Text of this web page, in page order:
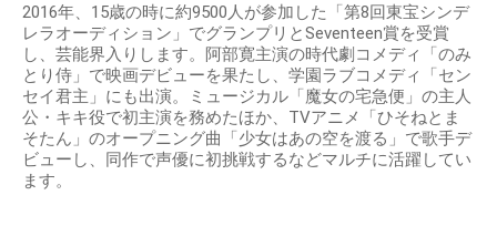
2016年、15歳の時に約9500人が参加した「第8回東宝シンデ
レラオーディション」でグランプリとSeventeen賞を受賞
し、芸能界入りします。阿部寛主演の時代劇コメディ「のみ
とり侍」で映画デビューを果たし、学園ラブコメディ「セン
セイ君主」にも出演。ミュージカル「魔女の宅急便」の主人
公・キキ役で初主演を務めたほか、TVアニメ「ひそねとま
そたん」のオープニング曲「少女はあの空を渡る」で歌手デ
ビューし、同作で声優に初挑戦するなどマルチに活躍してい
ます。